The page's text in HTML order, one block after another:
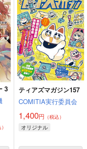
3
ティアズマガジン157
COMITIA実行委員会
1,400円 （税込）
オリジナル